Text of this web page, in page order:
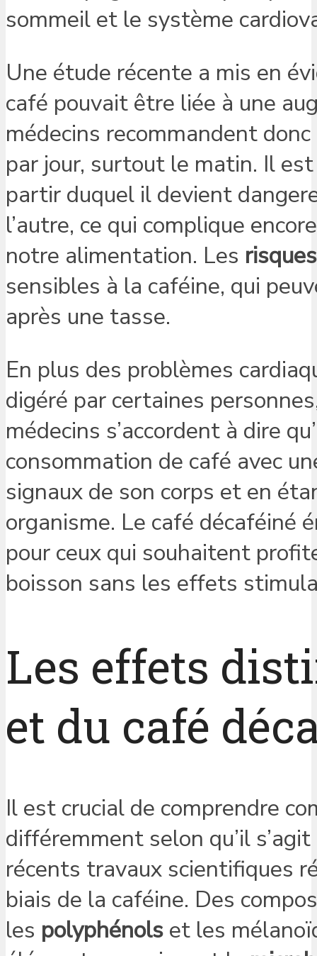
sommeil et le système
Une étude récente a mis en
café pouvait être liée à une
médecins recommandent
par jour, surtout le matin. Il
partir duquel il devient
l’autre, ce qui complique
notre alimentation. Les risques
sensibles à la caféine, qui
après une tasse.
En plus des problèmes
digéré par certaines
médecins s’accordent à dire
consommation de café avec
signaux de son corps et en
organisme. Le café décaféiné
pour ceux qui souhaitent
boisson sans les effets
Les effets
et du café
Il est crucial de comprendre
différemment selon qu’il
récents travaux scientifiques
biais de la caféine. Des
les polyphénols et les